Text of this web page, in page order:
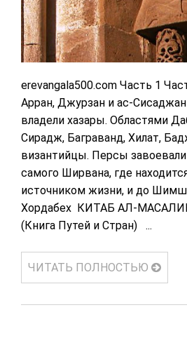
erevangala500.com Часть 1
Арран, Джурзан и ас-Сисаджан
владели хазары. Областями
Сирадж, Баграванд, Хилат,
византийцы. Персы
самого Ширвана, где
источником жизни, и до
Хордабех КИТАБ АЛ-
(Книга Путей и Стран) ...
ЧИТАТЬ ПОЛНОСТЬЮ